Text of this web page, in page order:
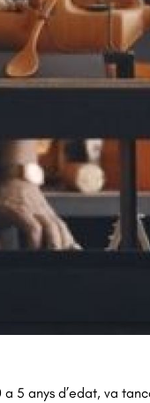
5 anys d’edat, va